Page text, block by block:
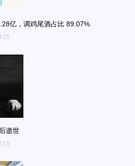
亿，调鸡尾酒占比 89.07%
逝世